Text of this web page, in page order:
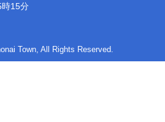
時15分
Town, All Rights Reserved.